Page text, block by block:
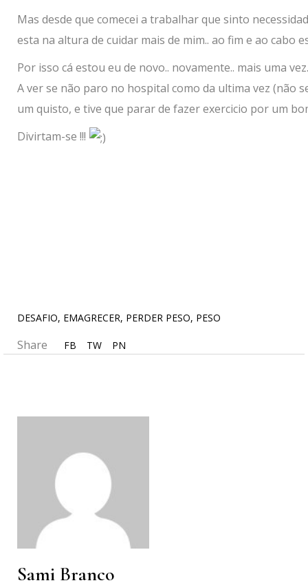
Mas desde que comecei a trabalhar que sinto
esta na altura de cuidar mais de mim.. ao fim e ao cabo
Por isso cá estou eu de novo.. novamente.. mais uma
A ver se não paro no hospital como da ultima vez (não
um quisto, e tive que parar de fazer exercicio por um
Divirtam-se !!!
DESAFIO, EMAGRECER, PERDER PESO, PESO
Share FB TW PN
Sami Branco